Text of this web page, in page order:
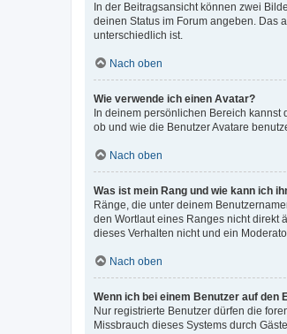
In der Beitragsansicht können zwei
deinen Status im Forum angeben. Das
unterschiedlich ist.
Nach oben
Wie verwende ich einen Avatar?
In deinem persönlichen Bereich kannst
ob und wie die Benutzer Avatare
Nach oben
Was ist mein Rang und wie kann ich
Ränge, die unter deinem
den Wortlaut eines Ranges nicht direkt
dieses Verhalten nicht und ein
Nach oben
Wenn ich bei einem Benutzer auf den
Nur registrierte Benutzer dürfen die
Missbrauch dieses Systems durch